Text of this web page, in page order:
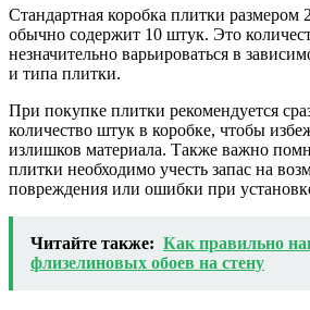
Стандартная коробка плитки размером
обычно содержит 10 штук. Это
незначительно варьироваться в
и типа плитки.
При покупке плитки рекомендуется
количество штук в коробке, чтобы
излишков материала. Также важно
плитки необходимо учесть запас на
повреждения или ошибки при
Читайте также: Как правильно
флизелиновых обоев на стену